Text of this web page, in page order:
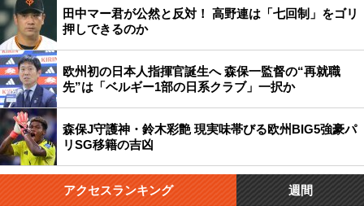
田中マー君が公然と反対！ 高野連は「七回制」をゴリ
押しできるのか
欧州初の日本人指揮官誕生へ 森保一監督の“再就職
先”は「ベルギー1部の日系クラブ」一択か
森保J守護神・鈴木彩艶 現実味帯びる欧州BIG5強豪パ
リSG移籍の吉凶
アクセスランキング 週間